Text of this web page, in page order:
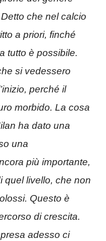
che nel calcio
a priori, finché
tutto è possibile.
si vedessero
perché il
morbido. La cosa
ha dato una
una
più importante,
quel livello, che non
Questo è
di crescita.
adesso ci